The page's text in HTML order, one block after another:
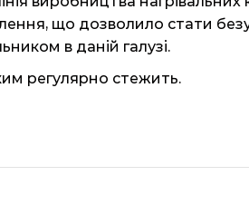
що дозволило стати
в даній галузі.
регулярно стежить.